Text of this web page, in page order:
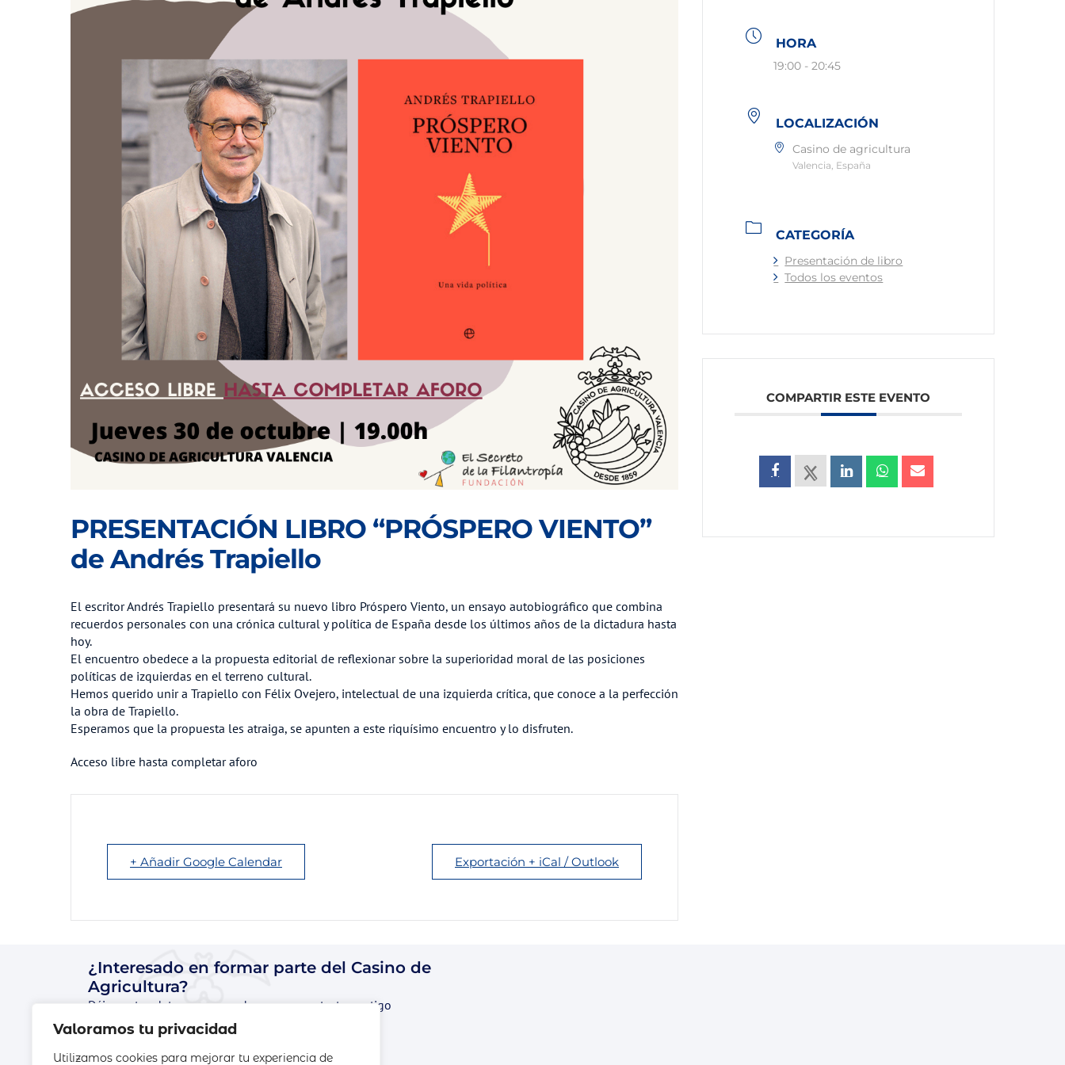
Valoramos tu privacidad
Utilizamos cookies para mejorar tu experiencia de
PRESENTACIÓN LIBRO “PRÓSPERO VIENTO”
de Andrés Trapiello
El escritor Andrés Trapiello presentará su nuevo libro Próspero Viento, un ensayo autobiográfico que combina
recuerdos personales con una crónica cultural y política de España desde los últimos años de la dictadura hasta
hoy.
El encuentro obedece a la propuesta editorial de reflexionar sobre la superioridad moral de las posiciones
políticas de izquierdas en el terreno cultural.
Hemos querido unir a Trapiello con Félix Ovejero, intelectual de una izquierda crítica, que conoce a la perfección
la obra de Trapiello.
Esperamos que la propuesta les atraiga, se apunten a este riquísimo encuentro y lo disfruten.
Acceso libre hasta completar aforo
+ Añadir Google Calendar Exportación + iCal / Outlook
HORA
19:00 - 20:45
LOCALIZACIÓN
Casino de agricultura
Valencia, España
CATEGORÍA
Presentación de libro
Todos los eventos
COMPARTIR ESTE EVENTO
¿Interesado en formar parte del Casino de
Agricultura?
Déjanos tus datos y nos pondremos en contacto contigo